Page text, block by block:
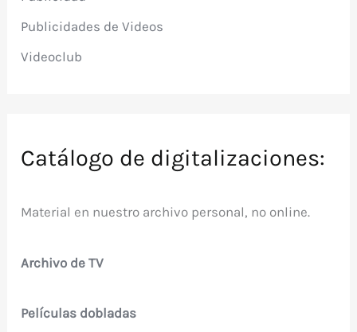
Publicidades de Videos
Videoclub
Catálogo de digitalizaciones:
Material en nuestro archivo personal, no online.
Archivo de TV
Películas dobladas